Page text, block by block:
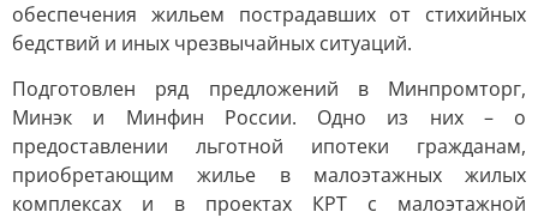
обеспечения жильем пострадавших от стихийных
бедствий и иных чрезвычайных ситуаций.
Подготовлен ряд предложений в Минпромторг,
Минэк и Минфин России. Одно из них – о
предоставлении льготной ипотеки гражданам,
приобретающим жилье в малоэтажных жилых
комплексах и в проектах КРТ с малоэтажной